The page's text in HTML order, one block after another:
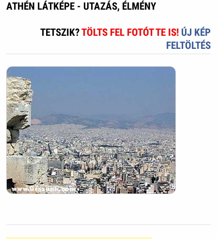
ATHÉN LÁTKÉPE - UTAZÁS, ÉLMÉNY
TETSZIK?TÖLTS FEL FOTÓT TE IS! ÚJ KÉP
FELTÖLTÉS